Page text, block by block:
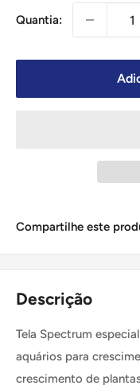
Quantia:
Compartilhe este
Descrição
Tela Spectrum
aquários para
crescimento de